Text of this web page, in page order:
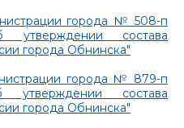
города № 508-п
состава
города Обнинска"
города № 879-п
состава
города Обнинска"